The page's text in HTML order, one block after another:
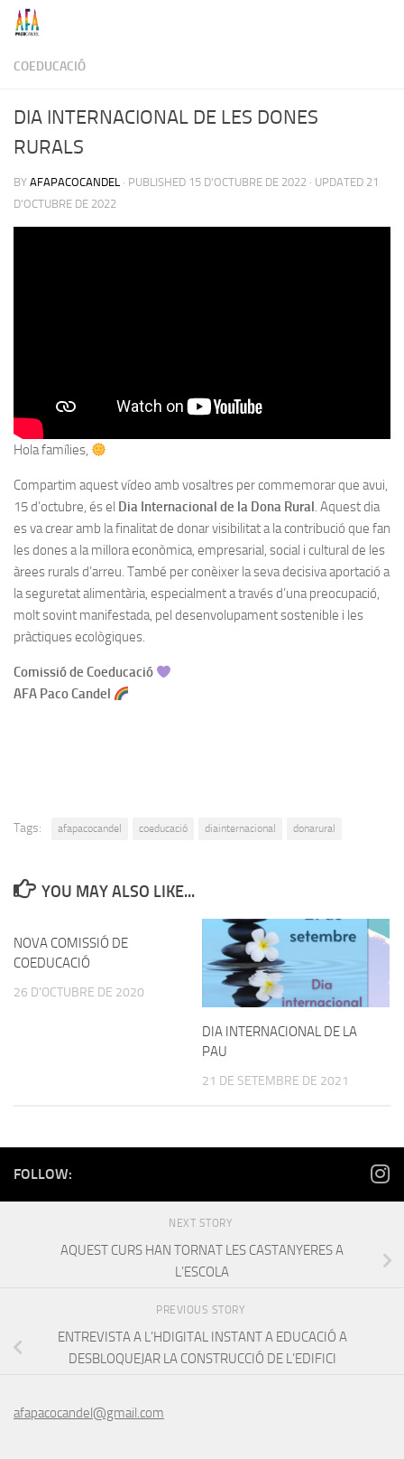
Skip to content
COEDUCACIÓ
DIA INTERNACIONAL DE LES DONES
RURALS
BY AFAPACOCANDEL · PUBLISHED 15 D'OCTUBRE DE 2022 · UPDATED 21
D'OCTUBRE DE 2022
Hola famílies,
Compartim aquest vídeo amb vosaltres per commemorar que avui,
15 d’octubre, és el Dia Internacional de la Dona Rural. Aquest dia
es va crear amb la finalitat de donar visibilitat a la contribució que fan
les dones a la millora econòmica, empresarial, social i cultural de les
àrees rurals d’arreu. També per conèixer la seva decisiva aportació a
la seguretat alimentària, especialment a través d’una preocupació,
molt sovint manifestada, pel desenvolupament sostenible i les
pràctiques ecològiques.
Comissió de Coeducació
AFA Paco Candel
Tags: afapacocandel coeducació diainternacional donarural
YOU MAY ALSO LIKE...
NOVA COMISSIÓ DE
COEDUCACIÓ
26 D'OCTUBRE DE 2020
DIA INTERNACIONAL DE LA
PAU
21 DE SETEMBRE DE 2021
FOLLOW:
NEXT STORY
AQUEST CURS HAN TORNAT LES CASTANYERES A
L’ESCOLA
PREVIOUS STORY
ENTREVISTA A L’HDIGITAL INSTANT A EDUCACIÓ A
DESBLOQUEJAR LA CONSTRUCCIÓ DE L’EDIFICI
afapacocandel@gmail.com